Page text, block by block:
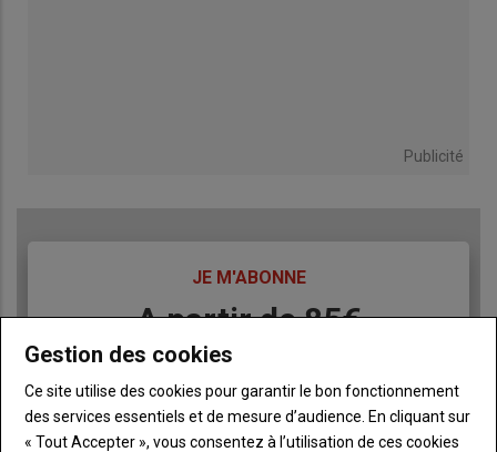
Publicité
JE M'ABONNE
Body A partir de 85€
JE M'ABONNE
Gestion des cookies
Ce site utilise des cookies pour garantir le bon fonctionnement
des services essentiels et de mesure d’audience. En cliquant sur
« Tout Accepter », vous consentez à l’utilisation de ces cookies